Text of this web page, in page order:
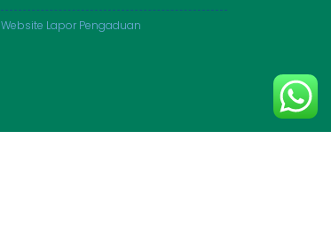
Website Lapor Pengaduan